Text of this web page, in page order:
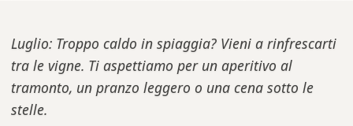
Luglio: Troppo caldo in spiaggia? Vieni a rinfrescarti
tra le vigne. Ti aspettiamo per un aperitivo al
tramonto, un pranzo leggero o una cena sotto le
stelle.